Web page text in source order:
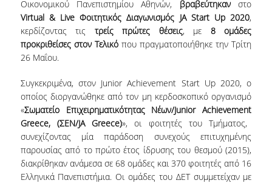
ΑΝΘΡΩΠΙΝΟ ΔΥΝΑΜΙΚΟ
ΠΡΟΣΩΠΙΚΟ ΤΟΥ ΤΜΗΜΑΤΟΣ
ΕΠΙΤΙΜΟΙ ΔΙΔΑΚΤΟΡΕΣ
ΕΠΙΣΚΕΠΤΕΣ ΚΑΘΗΓΗΤΕΣ
ΜΕΛΗ Ε.ΔΙ.Π.
ΜΕΛΗ Ε.Τ.Ε.Π.
Οικονομικού Πανεπιστημίου Αθηνών, βραβεύτηκανστο
Virtual& Live Φοιτητικός Διαγωνισμός JA Start Up 2020,
κερδίζοντας τις τρείς πρώτες θέσεις, με 8ομάδες
προκριθείσες στον Τελικόπου πραγματοποιήθηκε την Τρίτη
26 Μαΐου.
Συγκεκριμένα, στον Junior Achievement Start Up 2020, ο
οποίος διοργανώθηκε από τον μη κερδοσκοπικό οργανισμό
«Σωματείο Επιχειρηματικότητας Νέων/JuniorAchievement
Greece, (ΣΕΝ/JA Greece)», οι φοιτητές του Τμήματος,
συνεχίζοντας μία παράδοση συνεχούς επιτυχημένης
παρουσίας από το πρώτο έτος ίδρυσης του θεσμού (2015),
διακρίθηκαν ανάμεσα σε 68 ομάδες και 370 φοιτητές από 16
Ελληνικά Πανεπιστήμια. Οι ομάδες του ΔΕΤ συμμετείχαν με